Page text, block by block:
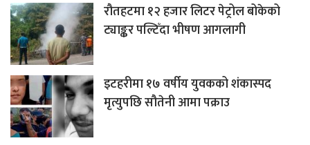
रौतहटमा १२ हजार लिटर पेट्रोल बोकेको
ट्याङ्कर पल्टिँदा भीषण आगलागी
इटहरीमा १७ वर्षीय युवकको शंकास्पद
मृत्युपछि सौतेनी आमा पक्राउ